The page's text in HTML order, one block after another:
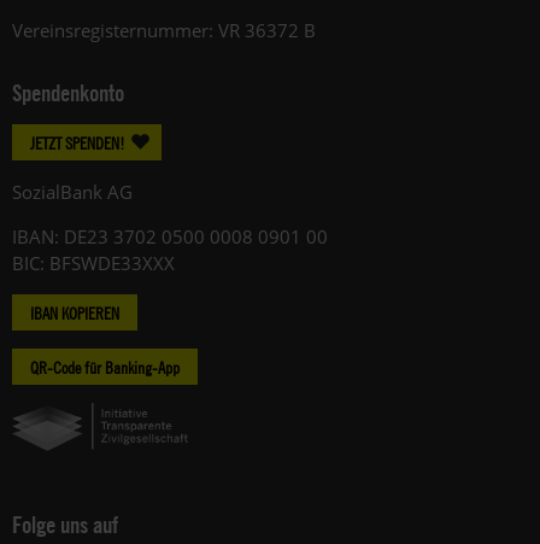
Vereinsregisternummer: VR 36372 B
Spendenkonto
JETZT SPENDEN!
SozialBank AG
IBAN: DE23 3702 0500 0008 0901 00
BIC: BFSWDE33XXX
IBAN KOPIEREN
QR-Code für Banking-App
Folge uns auf